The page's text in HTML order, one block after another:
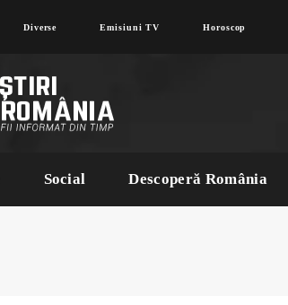
Diverse Emisiuni TV Horoscop
Social Descoperă România